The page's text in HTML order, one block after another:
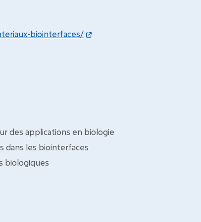
biointerfaces/
des applications en biologie
dans les biointerfaces
biologiques